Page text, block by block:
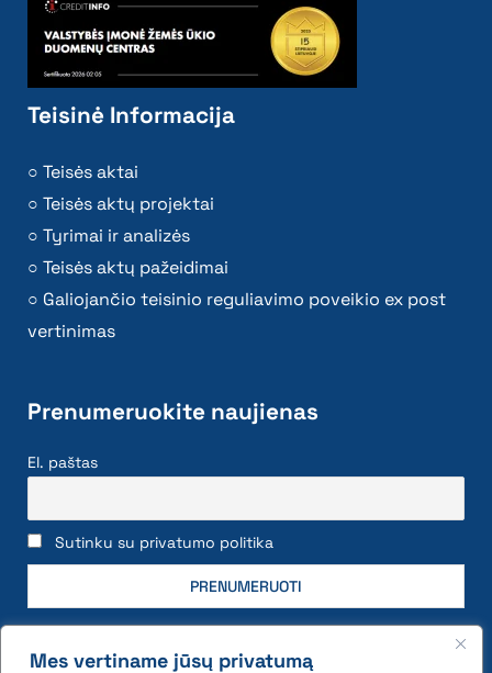
Mes vertiname jūsų privatumą
Teisinė Informacija
Teisės aktai
Teisės aktų projektai
Tyrimai ir analizės
Teisės aktų pažeidimai
Galiojančio teisinio reguliavimo poveikio ex post
vertinimas
Prenumeruokite naujienas
El. paštas
Sutinku su privatumo politika